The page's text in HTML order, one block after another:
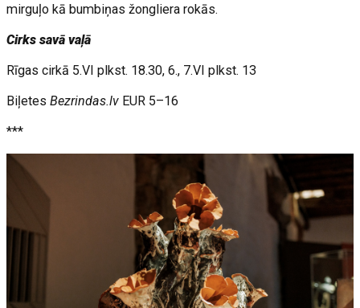
mirguļo kā bumbiņas žongliera rokās.
Cirks savā vaļā
Rīgas cirkā 5.VI plkst. 18.30, 6., 7.VI plkst. 13
BiļetesBezrindas.lv EUR 5–16
***